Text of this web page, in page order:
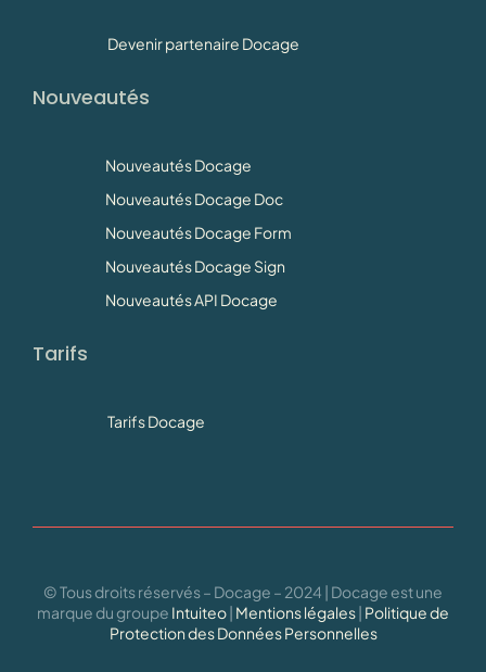
Devenir partenaire Docage
Nouveautés
Nouveautés Docage
Nouveautés Docage Doc
Nouveautés Docage Form
Nouveautés Docage Sign
Nouveautés API Docage
Tarifs
Tarifs Docage
© Tous droits réservés – Docage – 2024 | Docage est une
marque du groupe Intuiteo Mentions légales Politique de
Protection des Données Personnelles